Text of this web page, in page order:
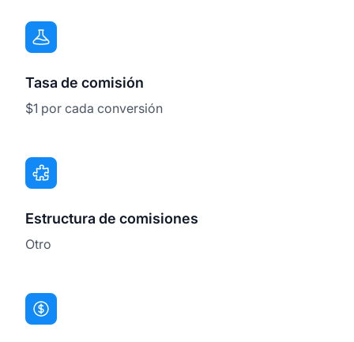
Tasa de comisión
$1 por cada conversión
Estructura de comisiones
Otro